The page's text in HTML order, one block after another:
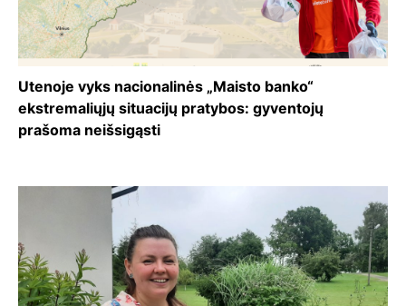
Utenoje vyks nacionalinės „Maisto banko“
ekstremaliųjų situacijų pratybos: gyventojų
prašoma neišsigąsti